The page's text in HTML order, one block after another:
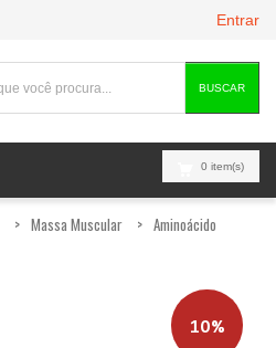
Entrar
BUSCAR
0 item(s)
Massa Muscular Aminoácido
10%